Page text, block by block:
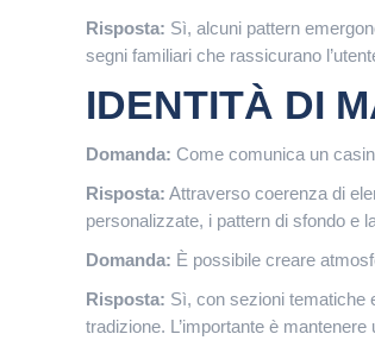
Risposta: Sì, alcuni pattern
segni familiari che rassicurano
IDENTITÀ DI
Domanda: Come comunica un
Risposta: Attraverso coerenza di
personalizzate, i pattern di sfondo e
Domanda: È possibile creare
Risposta: Sì, con sezioni tematiche
tradizione. L’importante è